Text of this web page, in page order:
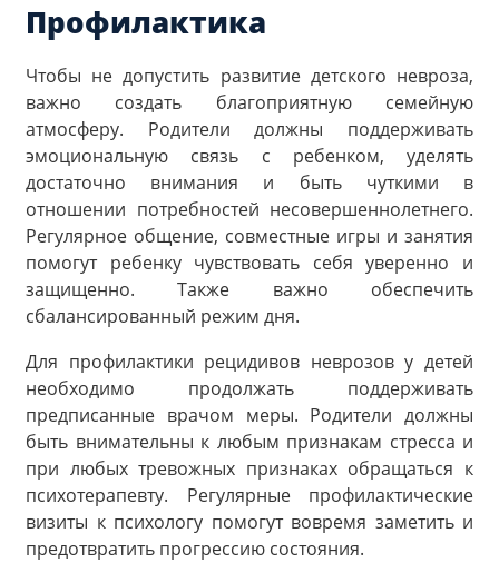
Профилактика
Чтобы не допустить развитие детского невроза,
важно создать благоприятную семейную
атмосферу. Родители должны поддерживать
эмоциональную связь с ребенком, уделять
достаточно внимания и быть чуткими в
отношении потребностей несовершеннолетнего.
Регулярное общение, совместные игры и занятия
помогут ребенку чувствовать себя уверенно и
защищенно. Также важно обеспечить
сбалансированный режим дня.
Для профилактики рецидивов неврозов у детей
необходимо продолжать поддерживать
предписанные врачом меры. Родители должны
быть внимательны к любым признакам стресса и
при любых тревожных признаках обращаться к
психотерапевту. Регулярные профилактические
визиты к психологу помогут вовремя заметить и
предотвратить прогрессию состояния.